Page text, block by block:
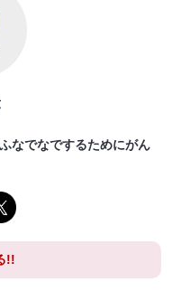
なでなでするためにがん
!!